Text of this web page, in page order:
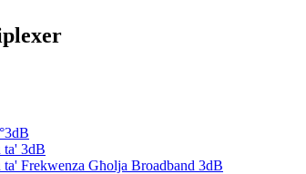
ta' 3dB
Frekwenza Għolja Broadband 3dB